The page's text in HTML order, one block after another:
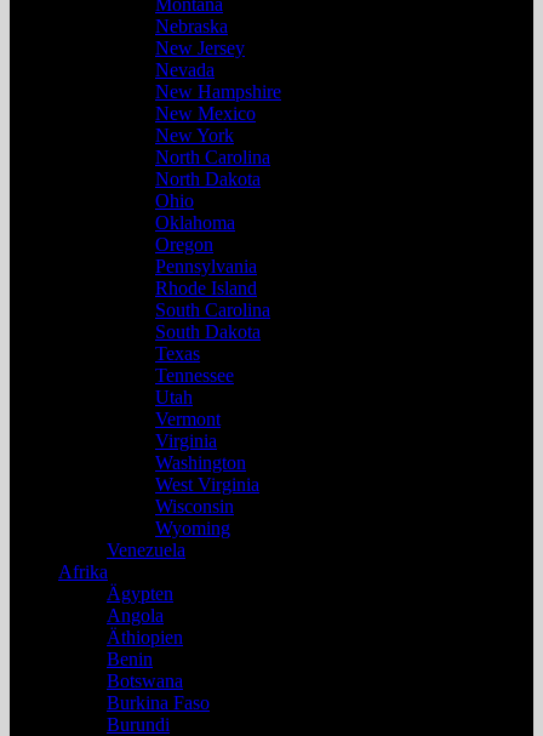
Montana
Nebraska
New Jersey
Nevada
New Hampshire
New Mexico
New York
North Carolina
North Dakota
Ohio
Oklahoma
Oregon
Pennsylvania
Rhode Island
South Carolina
South Dakota
Texas
Tennessee
Utah
Vermont
Virginia
Washington
West Virginia
Wisconsin
Wyoming
Venezuela
Afrika
Ägypten
Angola
Äthiopien
Benin
Botswana
Burkina Faso
Burundi